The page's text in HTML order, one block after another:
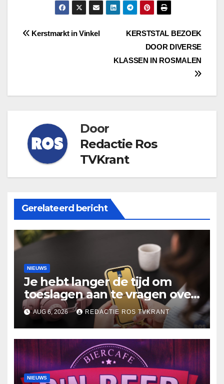
Bericht
KERSTSTAL BEZOEK
DOOR DIVERSE
KLASSEN IN ROSMALEN
Kerstmarkt in Vinkel
Door
Redactie Ros
TVKrant
Gerelateerd bericht
NIEUWS
Je hebt langer de tijd om
toeslagen aan te vragen over
2025
AUG 6, 2026 REDACTIE ROS TVKRANT
NIEUWS